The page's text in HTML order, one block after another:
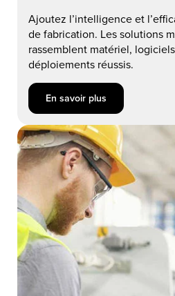
Ajoutez l’intelligence et
de fabrication. Les solutions
rassemblent matériel,
déploiements réussis.
En savoir plus about
En savoir plus